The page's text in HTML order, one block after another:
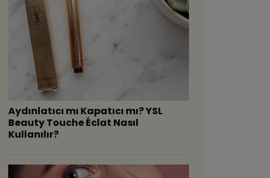
Aydınlatıcı mı Kapatıcı mı? YSL
Beauty Touche Éclat Nasıl
Kullanılır?